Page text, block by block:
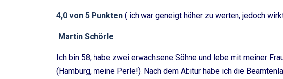
4,0 von 5 Punkten ( ich war geneigt höher zu werten, jedoch
Martin Schörle
Ich bin 58, habe zwei erwachsene Söhne und lebe mit meiner
(Hamburg, meine Perle!). Nach dem Abitur habe ich die